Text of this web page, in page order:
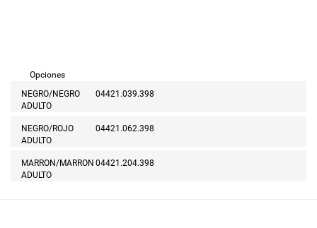
Opciones
NEGRO/NEGRO
ADULTO
04421.039.398
NEGRO/ROJO
ADULTO
04421.062.398
MARRON/MARRON
ADULTO
04421.204.398